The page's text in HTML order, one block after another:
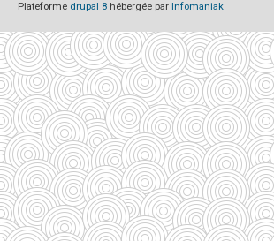
Plateforme drupal 8 hébergée par Infomaniak